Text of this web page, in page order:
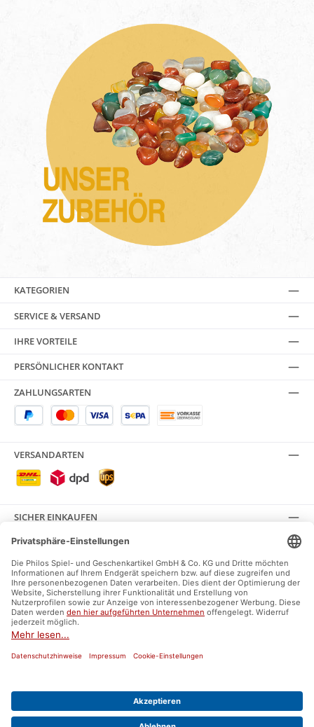
KATEGORIEN
SERVICE & VERSAND
IHRE VORTEILE
PERSÖNLICHER KONTAKT
ZAHLUNGSARTEN
VERSANDARTEN
SICHER EINKAUFEN
SOCIAL MEDIA
FacebookInstagram
* Alle Preise inkl. gesetzl. Mehrwertsteuer zzgl.Versandkostenund ggf.
Nachnahmegebühren, wenn nicht anders angegeben.